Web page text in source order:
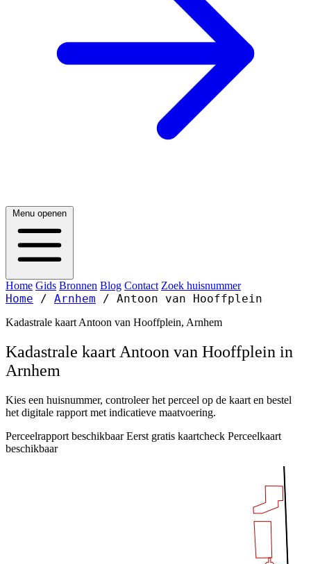
Menu openen
Home Gids Bronnen Blog Contact Zoek huisnummer
Home / Arnhem / Antoon van Hooffplein
Kadastrale kaart Antoon van Hooffplein, Arnhem
Kadastrale kaart Antoon van Hooffplein in
Arnhem
Kies een huisnummer, controleer het perceel op de kaart en bestel
het digitale rapport met indicatieve maatvoering.
Perceelrapport beschikbaar Eerst gratis kaartcheck Perceelkaart
beschikbaar